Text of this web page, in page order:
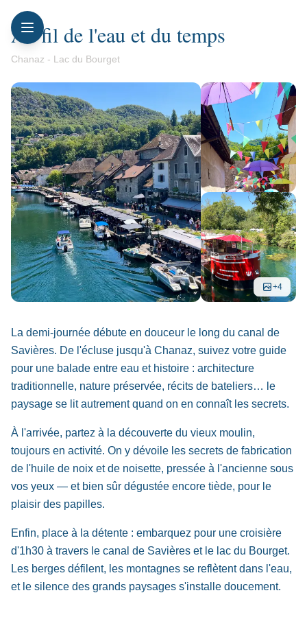
Au fil de l'eau et du temps
Chanaz - Lac du Bourget
+4
La demi-journée débute en douceur le long du canal de
Savières. De l'écluse jusqu'à Chanaz, suivez votre guide
pour une balade entre eau et histoire : architecture
traditionnelle, nature préservée, récits de bateliers… le
paysage se lit autrement quand on en connaît les secrets.
À l'arrivée, partez à la découverte du vieux moulin,
toujours en activité. On y dévoile les secrets de fabrication
de l'huile de noix et de noisette, pressée à l'ancienne sous
vos yeux — et bien sûr dégustée encore tiède, pour le
plaisir des papilles.
Enfin, place à la détente : embarquez pour une croisière
d'1h30 à travers le canal de Savières et le lac du Bourget.
Les berges défilent, les montagnes se reflètent dans l'eau,
et le silence des grands paysages s'installe doucement.